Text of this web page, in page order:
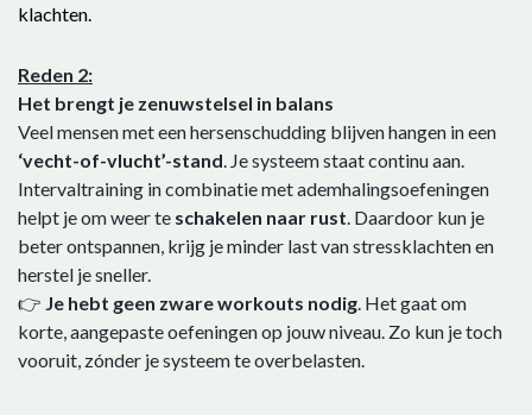
klachten.
Reden 2:
Het brengt je zenuwstelsel in balans
Veel mensen met een hersenschudding blijven hangen in een
‘vecht-of-vlucht’-stand . Je systeem staat continu aan.
Intervaltraining in combinatie met ademhalingsoefeningen
helpt je om weer te schakelen naar rust . Daardoor kun je
beter ontspannen, krijg je minder last van stressklachten en
herstel je sneller.
👉 Je hebt geen zware workouts nodig . Het gaat om
korte, aangepaste oefeningen op jouw niveau. Zo kun je toch
vooruit, zónder je systeem te overbelasten.